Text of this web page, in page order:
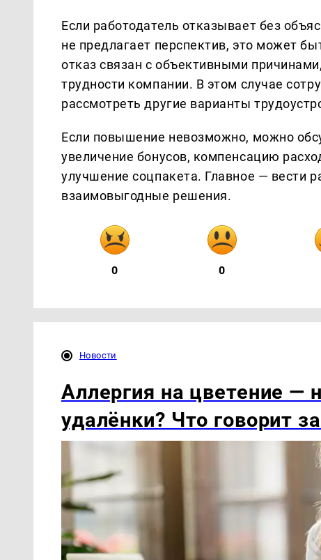
Если работодатель отказывает без
не предлагает перспектив, это может
отказ связан с объективными
трудности компании. В этом случае
рассмотреть другие варианты
Если повышение невозможно, можно
увеличение бонусов, компенсацию
улучшение соцпакета. Главное — вести
взаимовыгодные решения.
0 0
Новости
Аллергия на цветение —
удалёнки? Что говорит